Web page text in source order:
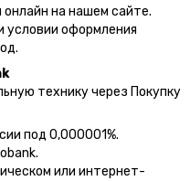
на нашем сайте.
условии оформления
технику через Покупку
под 0,000001%.
или интернет-